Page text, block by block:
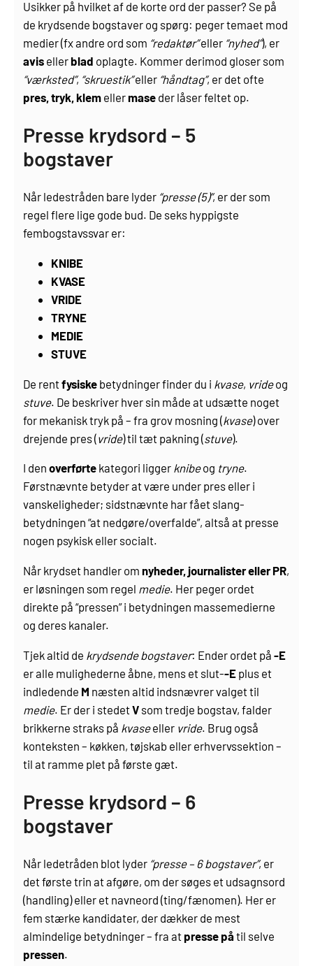
Usikker på hvilket af de korte ord der passer? Se på
de krydsende bogstaver og spørg: peger temaet mod
medier (fx andre ord som “redaktør”eller “nyhed”), er
avis ellerblad oplagte. Kommer derimod gloser som
“værksted”, “skruestik”eller “håndtag”, er det ofte
pres, tryk, klem ellermase der låser feltet op.
Presse krydsord – 5
bogstaver
Når ledestråden bare lyder “presse (5)”, er der som
regel flere lige gode bud. De seks hyppigste
fembogstavssvar er:
KNIBE
KVASE
VRIDE
TRYNE
MEDIE
STUVE
De rentfysiske betydninger finder du i kvase, vrideog
stuve. De beskriver hver sin måde at udsætte noget
for mekanisk tryk på – fra grov mosning (kvase) over
drejende pres (vride) til tæt pakning (stuve).
I denoverførte kategori ligger knibeog tryne.
Førstnævnte betyder at være under pres eller i
vanskeligheder; sidstnævnte har fået slang-
betydningen “at nedgøre/overfalde”, altså at presse
nogen psykisk eller socialt.
Når krydset handler omnyheder, journalister eller PR,
er løsningen som regel medie. Her peger ordet
direkte på “pressen” i betydningen massemedierne
og deres kanaler.
Tjek altid de krydsende bogstaver: Ender ordet på-E
er alle mulighederne åbne, mens et slut--E plus et
indledende M næsten altid indsnævrer valget til
medie. Er der i stedetV som tredje bogstav, falder
brikkerne straks på kvaseeller vride. Brug også
konteksten – køkken, tøjskab eller erhvervssektion –
til at ramme plet på første gæt.
Presse krydsord – 6
bogstaver
Når ledetråden blot lyder “presse – 6 bogstaver”, er
det første trin at afgøre, om der søges et udsagnsord
(handling) eller et navneord (ting/fænomen). Her er
fem stærke kandidater, der dækker de mest
almindelige betydninger – fra at presse på til selve
pressen.